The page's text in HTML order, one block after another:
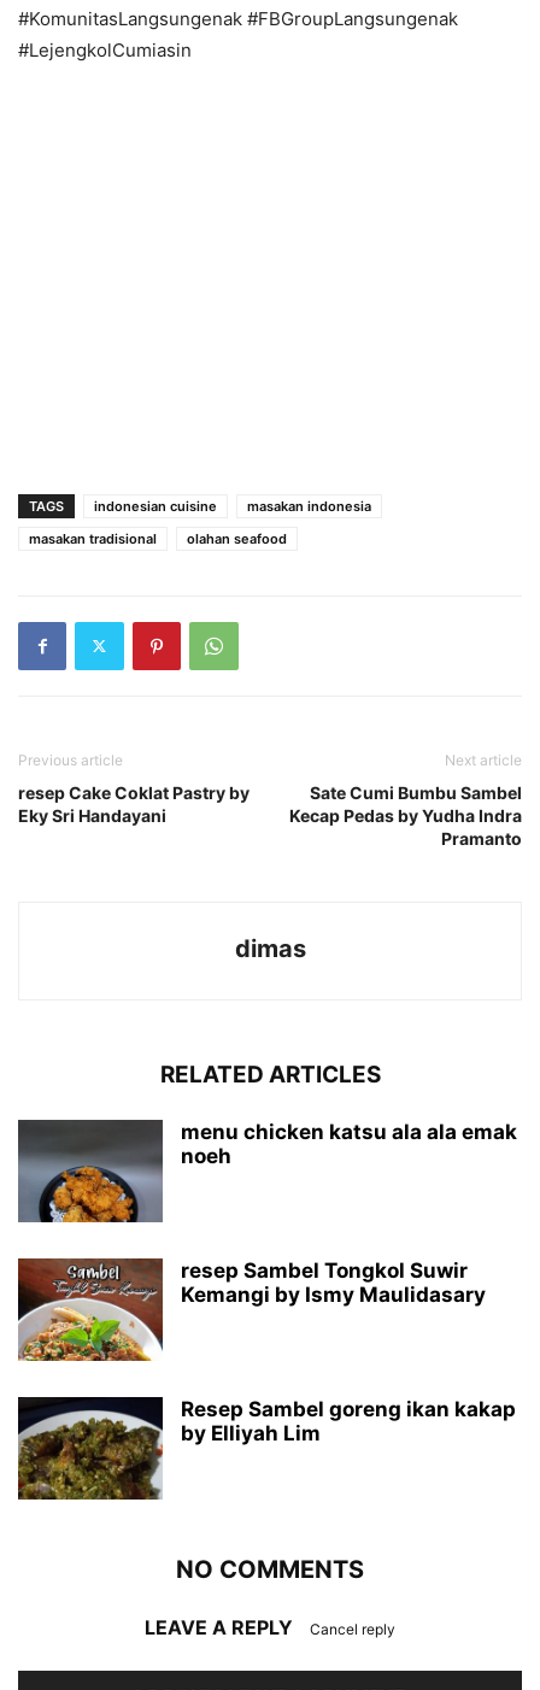
#KomunitasLangsungenak #FBGroupLangsungenak
#LejengkolCumiasin
TAGS indonesian cuisine
masakan indonesia
masakan tradisional
olahan seafood
Previous article
resep Cake Coklat Pastry by
Eky Sri Handayani
Next article
Sate Cumi Bumbu Sambel
Kecap Pedas by Yudha Indra
Pramanto
dimas
RELATED ARTICLES
menu chicken katsu ala ala emak
noeh
resep Sambel Tongkol Suwir
Kemangi by Ismy Maulidasary
Resep Sambel goreng ikan kakap
by Elliyah Lim
NO COMMENTS
LEAVE A REPLY Cancel reply